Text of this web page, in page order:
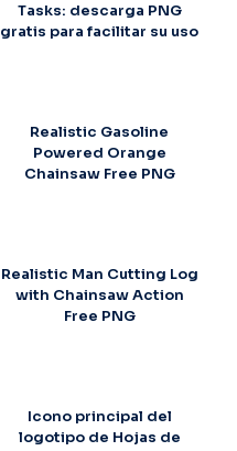
Tasks: descarga PNG
gratis para facilitar su uso
Realistic Gasoline
Powered Orange
Chainsaw Free PNG
Realistic Man Cutting Log
with Chainsaw Action
Free PNG
Icono principal del
logotipo de Hojas de